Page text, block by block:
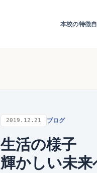
本校の特徴
2019.12.21 ブログ
生活の様子
輝かしい未来